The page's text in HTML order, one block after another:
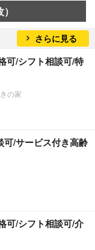
さらに見る
可/シフト相談可/特
の家
可/サービス付き高齢
可/シフト相談可/介